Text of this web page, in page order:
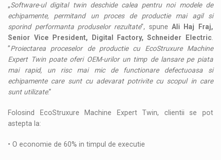
„Software-ul digital twin deschide calea pentru noi modele de
echipamente, permitand un proces de productie mai agil si
sporind performanta produselor rezultate”, spuneAli Haj Fraj,
Senior Vice President, Digital Factory, Schneider Electric.
”Proiectarea proceselor de productie cu EcoStruxure Machine
Expert Twin poate oferi OEM-urilor un timp de lansare pe piata
mai rapid, un risc mai mic de functionare defectuoasa si
echipamente care sunt cu adevarat potrivite cu scopul in care
sunt utilizate.”
Folosind EcoStruxure Machine Expert Twin, clientii se pot
astepta la:
• O economie de 60% in timpul de executie